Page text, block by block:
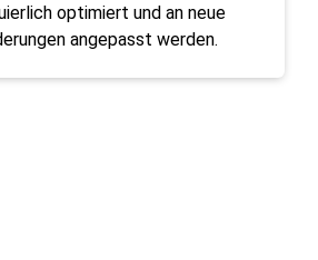
optimiert und an neue
angepasst werden.